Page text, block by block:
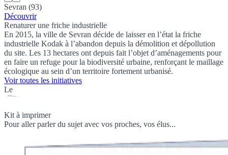
Sevran (93)
Découvrir
Renaturer une friche industrielle
En 2015, la ville de Sevran décide de laisser en l’état la friche
industrielle Kodak à l’abandon depuis la démolition et dépollution
du site. Les 13 hectares ont depuis fait l’objet d’aménagements pour
en faire un refuge pour la biodiversité urbaine, renforçant le maillage
écologique au sein d’un territoire fortement urbanisé.
Voir toutes les initiatives
Le
Kit à imprimer
Pour aller parler du sujet avec vos proches, vos élus...